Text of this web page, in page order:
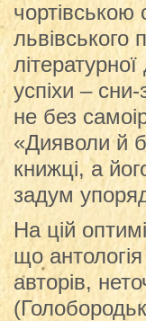
львівського
успіхи –
не без
«Дияволи й
книжці, а
задум
На цій
що
авторів,